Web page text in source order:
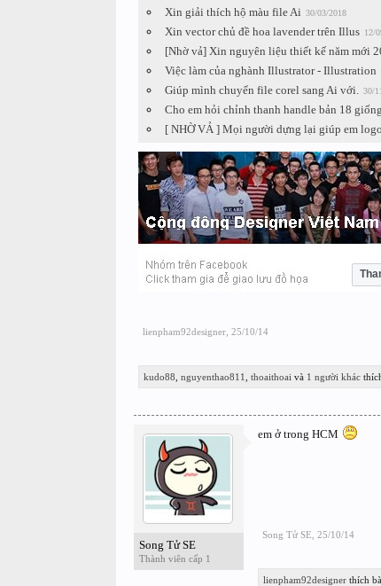
Xin giải thích hộ màu file Ai 30/03/2018
Xin vector chủ đề hoa lavender trên Illus 12/
[Nhờ vả] Xin nguyên liệu thiết kế năm mới
Việc làm của nghành Illustrator - Illustration
Giúp mình chuyển file corel sang Ai với. 30/
Cho em hỏi chỉnh thanh handle bản 18
[ NHỜ VẢ ] Mọi người dựng lại giúp em
lienpham92designer, 25/10/14
kudo88 nguyenthao811 thoaithoai và 1 người khác
Song Tử SE
Thành viên cấp 1
em ở trong HCM
Song Tử SE 25/10/14
lienpham92designerthích